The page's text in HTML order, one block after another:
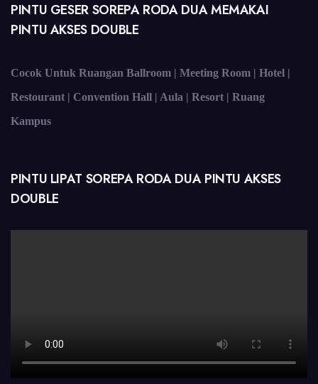
PINTU GESER SOREPA RODA DUA MEMAKAI
PINTU AKSES DOUBLE
Cocok Untuk Ruangan Ballroom | Meeting Room | Hotel |
Restourant | Convention Hall | Aula | Resort | Ruang
Kampus
PINTU LIPAT SOREPA RODA DUA PINTU AKSES
DOUBLE